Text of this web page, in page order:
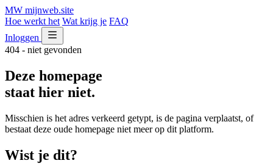
MW mijnweb.site
Hoe werkt het Wat krijg je FAQ
Inloggen
404 - niet gevonden
Deze homepage
staat hier niet.
Misschien is het adres verkeerd getypt, is de pagina verplaatst, of
bestaat deze oude homepage niet meer op dit platform.
Wist je dit?